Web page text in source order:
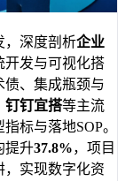
，深度剖析企业
开发与可视化搭
债、集成瓶颈与
钉钉宜搭等主流
标与落地SOP。
提升37.8%，项目
，实现数字化资